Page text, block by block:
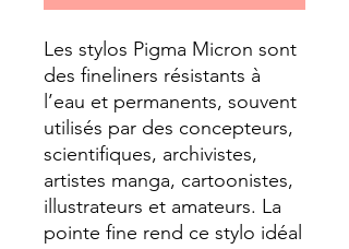
Les stylos Pigma Micron sont
des fineliners résistants à
l’eau et permanents, souvent
utilisés par des concepteurs,
scientifiques, archivistes,
artistes manga, cartoonistes,
illustrateurs et amateurs. La
pointe fine rend ce stylo idéal